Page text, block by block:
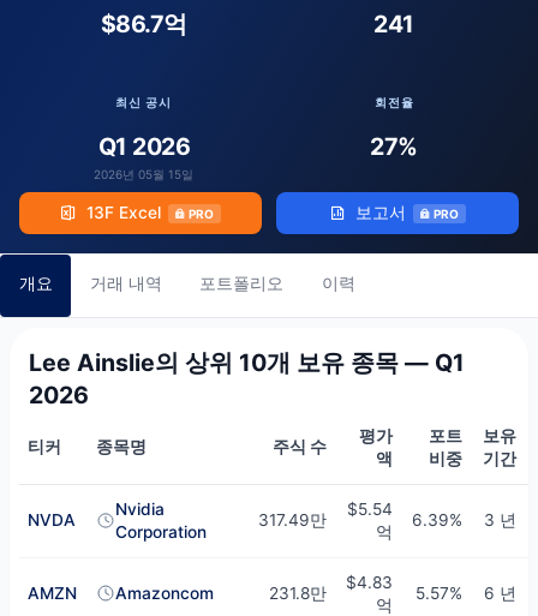
$86.7억 241
최신 공시
Q1 2026
2026년 05월 15일
회전율
27%
13F Excel PRO 보고서 PRO
개요 거래 내역 포트폴리오 이력
Lee Ainslie의 상위 10개 보유 종목 — Q1
2026
티커 종목명 주식 수
평가
액
포트
비중
보유
기간
NVDA
Nvidia
Corporation
317.49만
$5.54
억
6.39% 3 년
AMZN Amazoncom 231.8만
$4.83
억
5.57% 6 년